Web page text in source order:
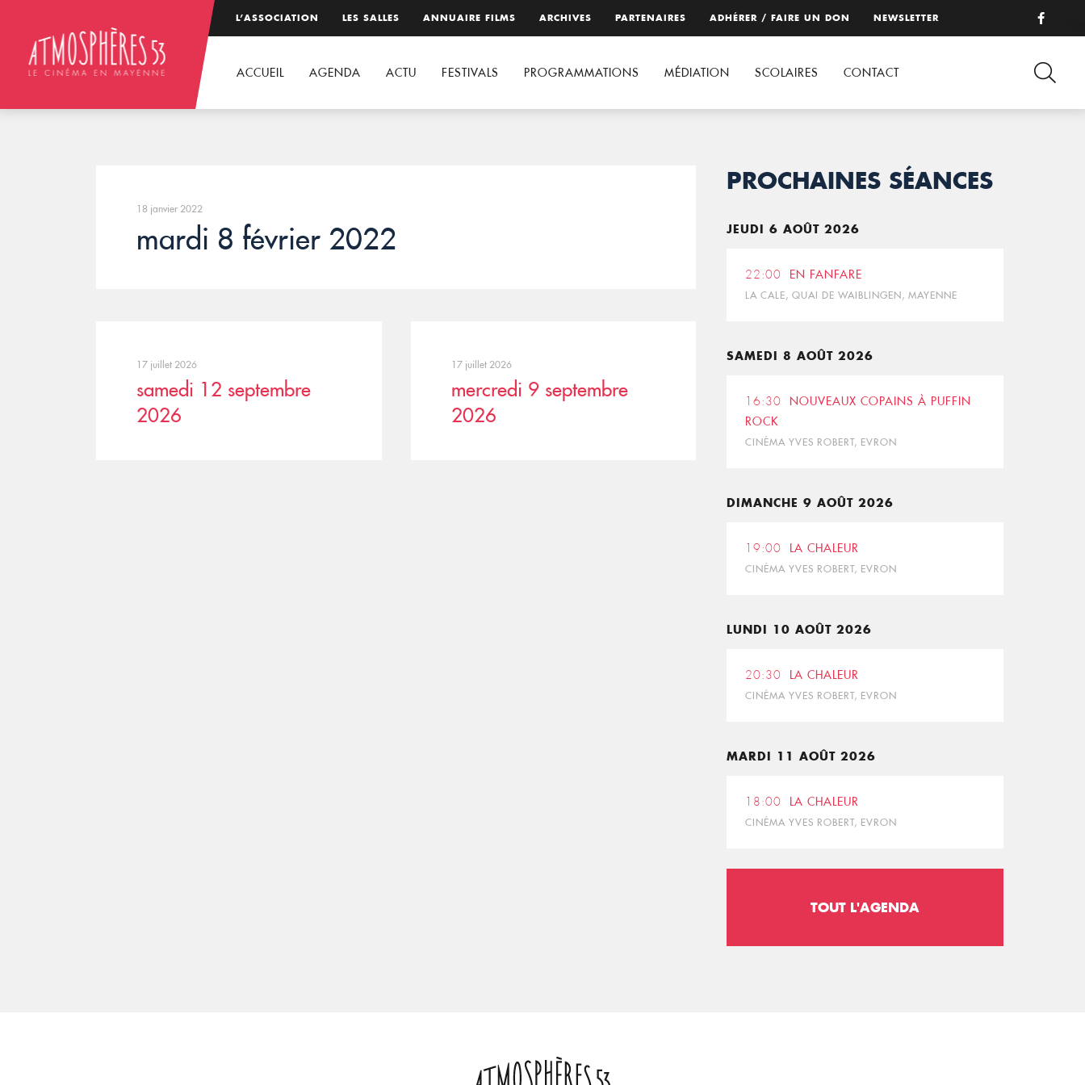
L’ASSOCIATION LES SALLES ANNUAIRE FILMS ARCHIVES PARTENAIRES ADHÉRER / FAIRE UN DON NEWSLETTER
ACCUEIL AGENDA ACTU FESTIVALS PROGRAMMATIONS MÉDIATION SCOLAIRES CONTACT
18 janvier 2022
mardi 8 février 2022
17 juillet 2026
samedi 12 septembre
2026
17 juillet 2026
mercredi 9 septembre
2026
PROCHAINES SÉANCES
JEUDI 6 AOÛT 2026
22:00 EN FANFARE
LA CALE, QUAI DE WAIBLINGEN, MAYENNE
SAMEDI 8 AOÛT 2026
16:30
NOUVEAUX COPAINS À PUFFIN
ROCK
CINÉMA YVES ROBERT, EVRON
DIMANCHE 9 AOÛT 2026
19:00 LA CHALEUR
CINÉMA YVES ROBERT, EVRON
LUNDI 10 AOÛT 2026
20:30 LA CHALEUR
CINÉMA YVES ROBERT, EVRON
MARDI 11 AOÛT 2026
18:00 LA CHALEUR
CINÉMA YVES ROBERT, EVRON
TOUT L'AGENDA